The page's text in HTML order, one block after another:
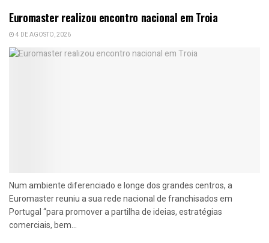
Euromaster realizou encontro nacional em Troia
4 DE AGOSTO, 2026
Num ambiente diferenciado e longe dos grandes centros, a
Euromaster reuniu a sua rede nacional de franchisados em
Portugal “para promover a partilha de ideias, estratégias
comerciais, bem...